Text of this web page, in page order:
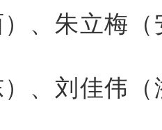
、朱立梅（
、刘佳伟（